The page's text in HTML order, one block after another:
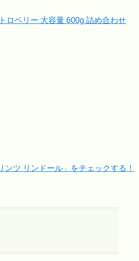
ベリー 大容量 600g 詰め合わせ
ツ リンドール」をチェックする！